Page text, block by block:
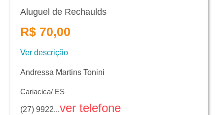
Aluguel de Rechaulds
R$ 70,00
Ver descrição
Andressa Martins Tonini
Cariacica/ ES
(27) 9922...ver telefone